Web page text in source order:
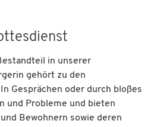
in unserer
gehört zu den
Gesprächen oder durch bloßes
und Probleme und bieten
Bewohnern sowie deren